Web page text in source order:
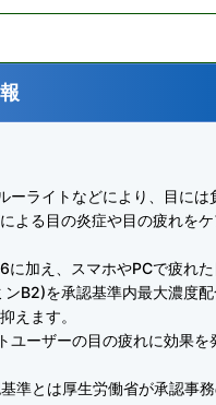
ライトなどにより、目には
よる目の炎症や目の疲れをケ
加え、スマホやPCで疲
B2)を承認基準内最大濃度配
えます。
ーザーの目の疲れに効果を
準とは厚生労働省が承認事